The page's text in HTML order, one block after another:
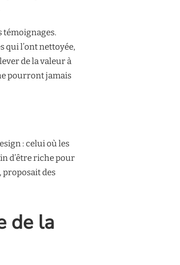
témoignages.
qui l’ont nettoyée,
de la valeur à
pourront jamais
: celui où les
d’être riche pour
proposait des
de la